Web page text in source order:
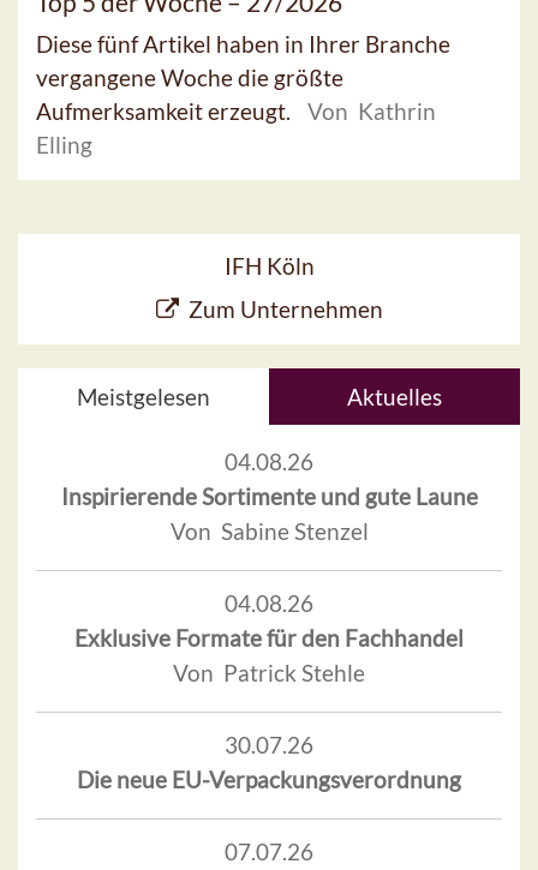
Diese fünf Artikel haben in Ihrer Branche
vergangene Woche die größte
Aufmerksamkeit erzeugt.
Von Kathrin
Elling
IFH Köln
Zum Unternehmen
Meistgelesen Aktuelles
04.08.26
Inspirierende Sortimente und gute Laune
Von Sabine Stenzel
04.08.26
Exklusive Formate für den Fachhandel
Von Patrick Stehle
30.07.26
Die neue EU-Verpackungsverordnung
07.07.26